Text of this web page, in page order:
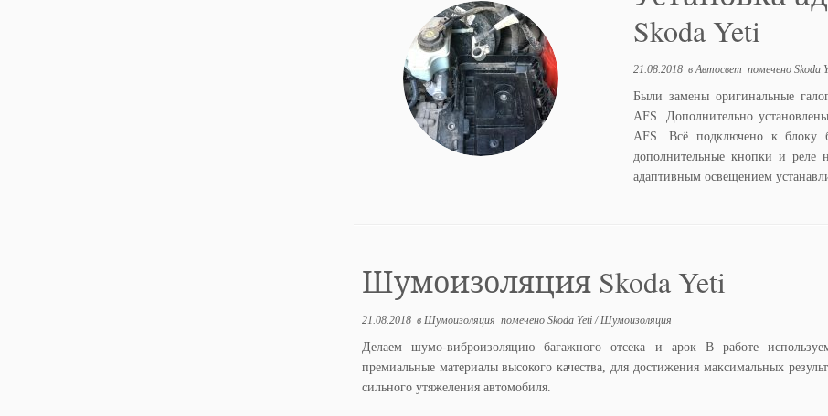
Skoda Yeti
21.08.2018 вАвтосвет помеченоSkoda
Были замены оригинальные
AFS. Дополнительно
AFS. Всё подключено к блоку
дополнительные кнопки и
адаптивным освещением
Шумоизоляция Skoda Yeti
21.08.2018в Шумоизоляция помечено Skoda Yeti/Шумоизоляция
Делаем шумо-виброизоляцию багажного отсека и арок В работе
премиальные материалы высокого качества, для достижения максимальных
сильного утяжеления автомобиля.